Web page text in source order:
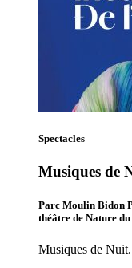
Spectacles
Musiques de
Parc Moulin Bidon
théâtre de Nature
Musiques de